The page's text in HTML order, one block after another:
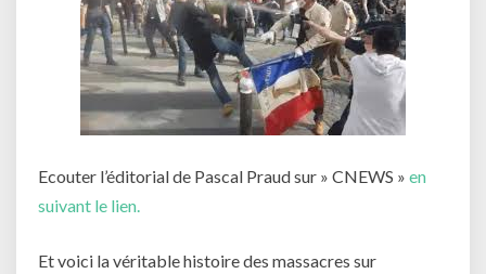
Ecouter l’éditorial de Pascal Praud sur » CNEWS » en
suivant le lien.
Et voici la véritable histoire des massacres sur